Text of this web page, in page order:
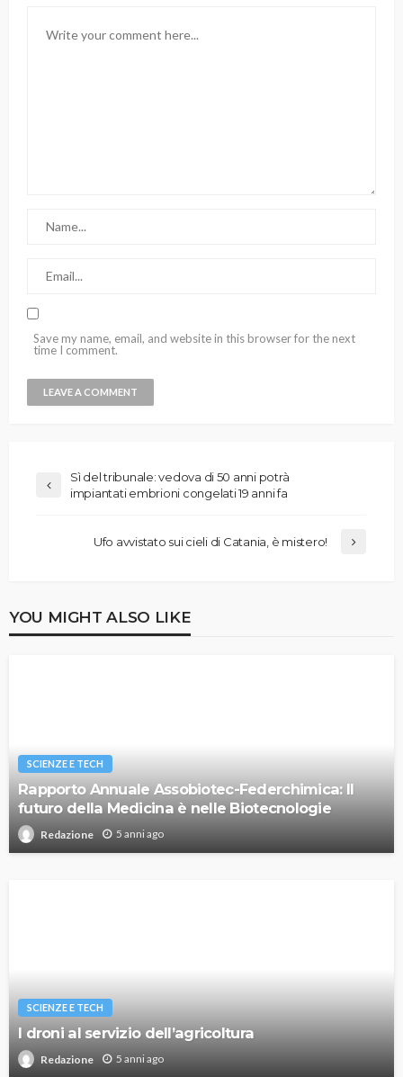
Save my name, email, and website in this browser for the next
time I comment.
Sì del tribunale: vedova di 50 anni potrà
impiantati embrioni congelati 19 anni fa
Ufo avvistato sui cieli di Catania, è mistero!
YOU MIGHT ALSO LIKE
SCIENZE E TECH
Rapporto Annuale Assobiotec-Federchimica: Il
futuro della Medicina è nelle Biotecnologie
Redazione 5 anni ago
SCIENZE E TECH
I droni al servizio dell’agricoltura
Redazione 5 anni ago